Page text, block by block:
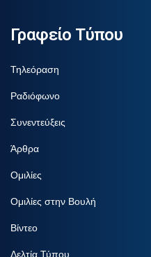
Γραφείο Τύπου
Τηλεόραση
Ραδιόφωνο
Συνεντεύξεις
Άρθρα
Ομιλίες
Ομιλίες στην Βουλή
Βίντεο
Δελτία Τύπου